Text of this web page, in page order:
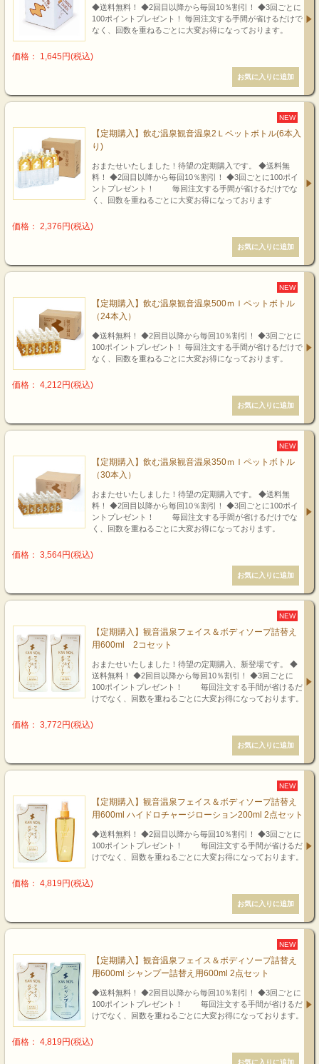
◆送料無料！ ◆2回目以降から毎回10％割引！ ◆3回ごとに
100ポイントプレゼント！ 毎回注文する手間が省けるだけで
なく、回数を重ねるごとに大変お得になっております。
価格： 1,645円(税込)
NEW
【定期購入】飲む温泉観音温泉2Ｌペットボトル(6本入
り)
おまたせいたしました！待望の定期購入です。 ◆送料無
料！ ◆2回目以降から毎回10％割引！ ◆3回ごとに100ポイ
ントプレゼント！ 毎回注文する手間が省けるだけでな
く、回数を重ねるごとに大変お得になっております
価格： 2,376円(税込)
NEW
【定期購入】飲む温泉観音温泉500ｍｌペットボトル
（24本入）
◆送料無料！ ◆2回目以降から毎回10％割引！ ◆3回ごとに
100ポイントプレゼント！ 毎回注文する手間が省けるだけで
なく、回数を重ねるごとに大変お得になっております。
価格： 4,212円(税込)
NEW
【定期購入】飲む温泉観音温泉350ｍｌペットボトル
（30本入）
おまたせいたしました！待望の定期購入です。 ◆送料無
料！ ◆2回目以降から毎回10％割引！ ◆3回ごとに100ポイ
ントプレゼント！ 毎回注文する手間が省けるだけでな
く、回数を重ねるごとに大変お得になっております。
価格： 3,564円(税込)
NEW
【定期購入】観音温泉フェイス＆ボディソープ詰替え
用600ml 2コセット
おまたせいたしました！待望の定期購入、新登場です。 ◆
送料無料！ ◆2回目以降から毎回10％割引！ ◆3回ごとに
100ポイントプレゼント！ 毎回注文する手間が省けるだ
けでなく、回数を重ねるごとに大変お得になっております。
価格： 3,772円(税込)
NEW
【定期購入】観音温泉フェイス＆ボディソープ詰替え
用600ml ハイドロチャージローション200ml 2点セット
◆送料無料！ ◆2回目以降から毎回10％割引！ ◆3回ごとに
100ポイントプレゼント！ 毎回注文する手間が省けるだ
けでなく、回数を重ねるごとに大変お得になっております。
価格： 4,819円(税込)
NEW
【定期購入】観音温泉フェイス＆ボディソープ詰替え
用600ml シャンプー詰替え用600ml 2点セット
◆送料無料！ ◆2回目以降から毎回10％割引！ ◆3回ごとに
100ポイントプレゼント！ 毎回注文する手間が省けるだ
けでなく、回数を重ねるごとに大変お得になっております。
価格： 4,819円(税込)